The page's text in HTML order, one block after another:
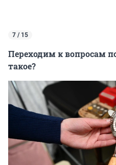
7 / 15
Переходим к вопросам
такое?